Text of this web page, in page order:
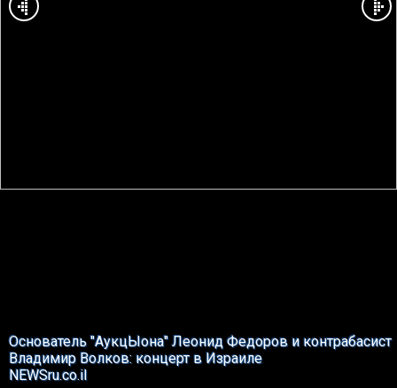
Основатель "АукцЫона" Леонид Федоров и контрабасист
Владимир Волков: концерт в Израиле
NEWSru.co.il